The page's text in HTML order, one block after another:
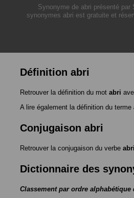
Synonyme de abri présenté
synonymes abri est gratuite et
Définition abri
Retrouver la définition du mot abri
A lire également la définition du terme
Conjugaison abri
Retrouver la conjugaison du verbe abri
Dictionnaire des
Classement par ordre alphabétique